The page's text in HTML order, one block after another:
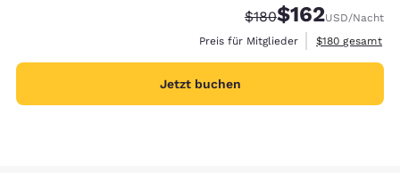
Durchgestrichener
$180Vergünstigter
$162USD/Nacht
Preis für Mitglieder
Geschätzte
$180 gesamt
Jetzt buchen